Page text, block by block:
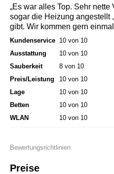
„Es war alles Top. Sehr
sogar die Heizung angestellt
gibt. Wir kommen gern
Kundenservice 10 von 10
Ausstattung
10 von 10
Sauberkeit
8 von 10
Preis/Leistung
10 von 10
Lage
10 von 10
Betten
10 von 10
WLAN
10 von 10
Bewertungsrichtlinien
Preise